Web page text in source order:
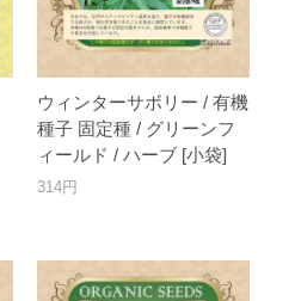
ウィンターサボリー / 有機
種子 固定種 / グリーンフ
ィールド / ハーブ [小袋]
314円